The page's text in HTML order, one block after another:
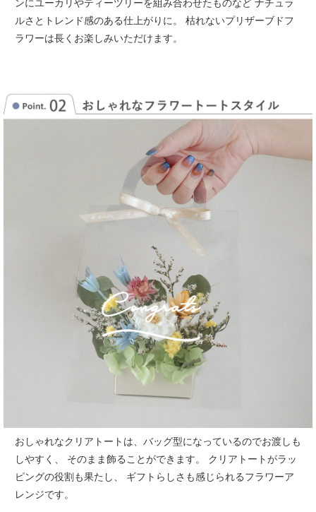
ンにユーカリやティーツリーを組み合わせたものなど ナチュラ
ルさとトレンド感のある仕上がりに。
枯れないプリザーブドフ
ラワーは長くお楽しみいただけます。
おしゃれなクリアトートは、バッグ型になっているのでお渡しも
しやすく、
そのまま飾ることができます。
クリアトートがラッ
ピングの役割も果たし、
ギフトらしさも感じられるフラワーア
レンジです。